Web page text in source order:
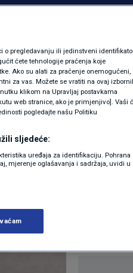
o pregledavanju ili jedinstveni
ćete tehnologije praćenja koje
Ako su alati za praćenje onemogućeni,
za vas. Možete se vratiti na ovaj
klikom na Upravljaj postavkama
web stranice, ako je primjenjivo]. Vaši
pogledajte našu Politiku
sljedeće:
uređaja za identifikaciju. Pohrana
mjerenje oglašavanja i sadržaja, uvidi u